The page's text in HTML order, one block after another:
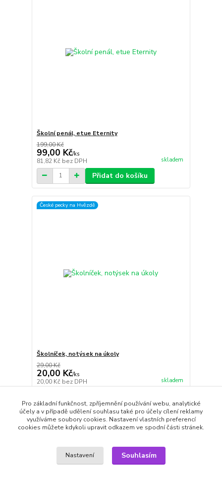
Školní penál, etue Eternity
199,00 Kč
99,00 Kč/ks
81,82 Kč bez DPH skladem
Přidat do košíku
České pecky na Hvězdě
Školníček, notýsek na úkoly
29,00 Kč
20,00 Kč/ks
20,00 Kč bez DPH skladem
strana z 1
Pro základní funkčnost, zpříjemnění používání webu, analytické
účely a v případě udělení souhlasu také pro účely cílení reklamy
využíváme soubory cookies. Nastavení vlastních preferencí
cookies můžete kdykoli upravit odkazem ve spodní části stránek.
Nastavení Souhlasím